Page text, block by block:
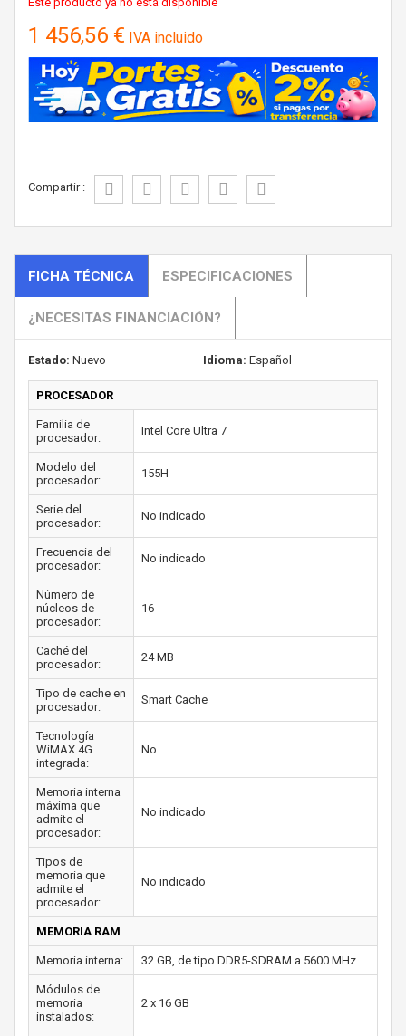
1 456,56 € IVA incluido
Compartir :
FICHA TÉCNICA ESPECIFICACIONES
¿NECESITAS FINANCIACIÓN?
Estado: Nuevo Idioma: Español
PROCESADOR
Familia de
procesador:
Intel Core Ultra 7
Modelo del
procesador:
155H
Serie del
procesador:
No indicado
Frecuencia del
procesador:
No indicado
Número de
núcleos de
procesador:
16
Caché del
procesador:
24 MB
Tipo de cache en
procesador:
Smart Cache
Tecnología
WiMAX 4G
integrada:
No
Memoria interna
máxima que
admite el
procesador:
No indicado
Tipos de
memoria que
admite el
procesador:
No indicado
MEMORIA RAM
Memoria interna: 32 GB, de tipo DDR5-SDRAM a 5600 MHz
Módulos de
memoria
instalados:
2 x 16 GB